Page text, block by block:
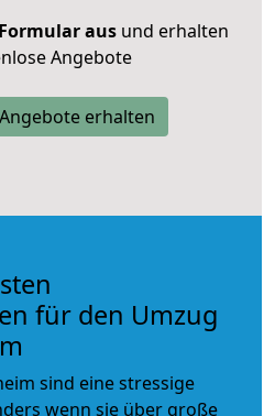
ausund erhalten
Angebote
erhalten
für den Umzug
sind eine stressige
wenn sie über große